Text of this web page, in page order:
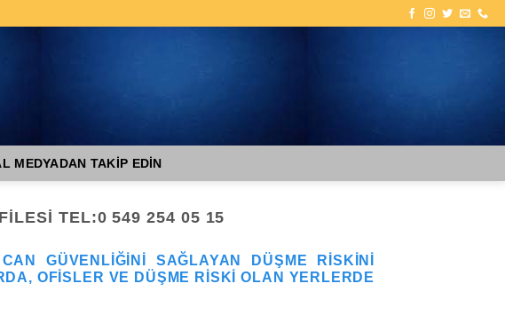
MEDYADAN TAKİP EDİN
TEL:0 549 254 05 15
GÜVENLIĞINI SAĞLAYAN DÜŞME RISKINI
OFISLER VE DÜŞME RISKI OLAN YERLERDE